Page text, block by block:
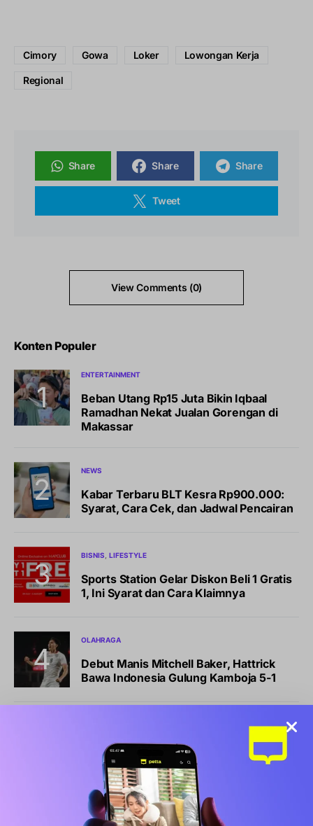
Cimory Gowa Loker Lowongan Kerja
Regional
Share Share Share
Tweet
View Comments (0)
Konten Populer
ENTERTAINMENT
Beban Utang Rp15 Juta Bikin Iqbaal
Ramadhan Nekat Jualan Gorengan di
Makassar
NEWS
Kabar Terbaru BLT Kesra Rp900.000:
Syarat, Cara Cek, dan Jadwal Pencairan
BISNIS LIFESTYLE
Sports Station Gelar Diskon Beli 1 Gratis
1, Ini Syarat dan Cara Klaimnya
OLAHRAGA
Debut Manis Mitchell Baker, Hattrick
Bawa Indonesia Gulung Kamboja 5-1
Pemkot Makassar Tunda Sanksi
Pemilahan Sampah, Pilih Cara Ini Dulu